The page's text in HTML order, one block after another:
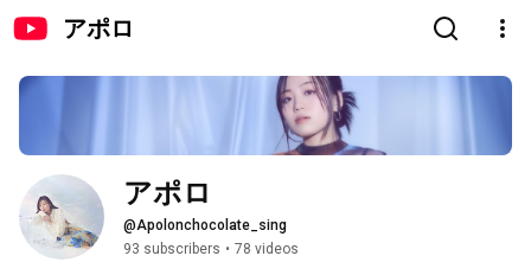
アポロ
アポロ
@Apolonchocolate_sing
93 subscribers • 78 videos